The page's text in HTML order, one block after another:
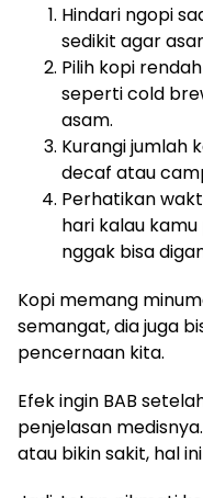
Hindari ngopi
sedikit agar
Pilih kopi
seperti cold
asam.
Kurangi jumlah
decaf atau
Perhatikan
hari kalau
nggak bisa
Kopi memang
semangat, dia juga
pencernaan kita.
Efek ingin BAB
penjelasan
atau bikin sakit, hal